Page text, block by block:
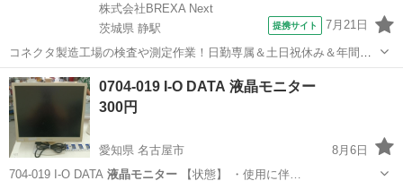
株式会社BREXA Next
茨城県 静駅
提携サイト 7月21日
コネクタ製造工場の検査や測定作業！日勤専属＆土日祝休み＆年間休
日128日★クリーンルーム内作業★マイカー通勤OK＆無料駐車場あり
★就業先食堂利用可！日払い制度あり！《茨城県常陸大宮市》 人気の
工場のお仕事 ◇コネクタ製造工...
茨城 常陸大宮市 その他
0704-019 I-O DATA 液晶モニター
300円
愛知県 名古屋市
8月6日
704-019 I-O DATA 液晶モニター 【状態】 ・使用に伴…